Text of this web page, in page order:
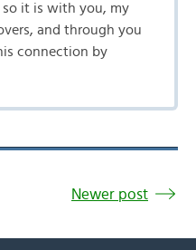
so it is with you, my
and through you
connection by
Newer post